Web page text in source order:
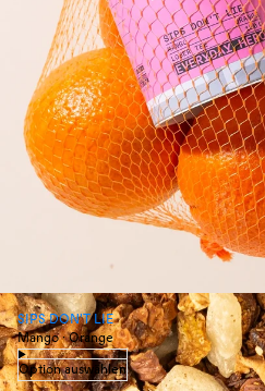
SIPS DON'T LIE
Mango · Orange
Option auswählen